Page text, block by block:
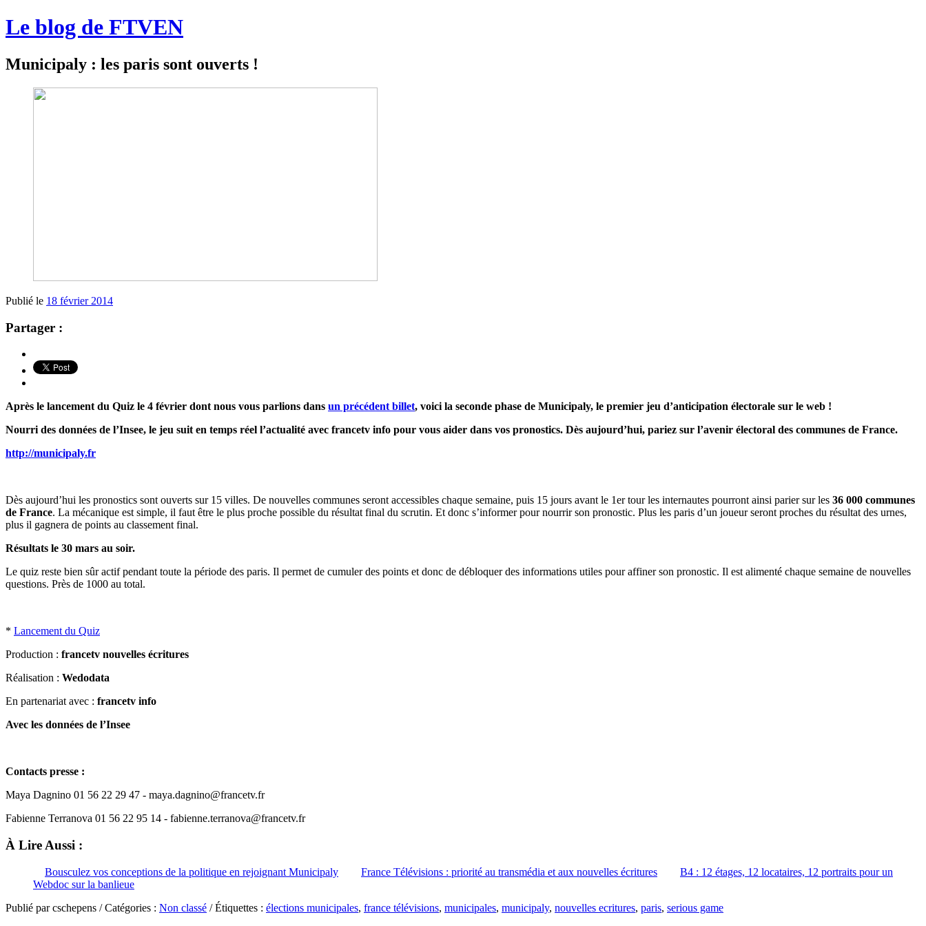
Le blog de FTVEN
Municipaly : les paris sont ouverts !
Publié le 18 février 2014
Partager :
Après le lancement du Quiz le 4 février dont nous vous parlions dans un précédent billet, voici la seconde phase de Municipaly, le premier jeu d’anticipation électorale sur le web !
Nourri des données de l’Insee, le jeu suit en temps réel l’actualité avec francetv info pour vous aider dans vos pronostics. Dès aujourd’hui, pariez sur l’avenir électoral des communes de France.
http://municipaly.fr
Dès aujourd’hui les pronostics sont ouverts sur 15 villes. De nouvelles communes seront accessibles chaque semaine, puis 15 jours avant le 1er tour les internautes pourront ainsi parier sur les 36 000 communes
de France. La mécanique est simple, il faut être le plus proche possible du résultat final du scrutin. Et donc s’informer pour nourrir son pronostic. Plus les paris d’un joueur seront proches du résultat des urnes,
plus il gagnera de points au classement final.
Résultats le 30 mars au soir.
Le quiz reste bien sûr actif pendant toute la période des paris. Il permet de cumuler des points et donc de débloquer des informations utiles pour affiner son pronostic. Il est alimenté chaque semaine de nouvelles
questions. Près de 1000 au total.
* Lancement du Quiz
Production : francetv nouvelles écritures
Réalisation : Wedodata
En partenariat avec : francetv info
Avec les données de l’Insee
Contacts presse :
Maya Dagnino 01 56 22 29 47 - maya.dagnino@francetv.fr
Fabienne Terranova 01 56 22 95 14 - fabienne.terranova@francetv.fr
À Lire Aussi :
Bousculez vos conceptions de la politique en rejoignant Municipaly France Télévisions : priorité au transmédia et aux nouvelles écritures
B4 : 12 étages, 12 locataires, 12 portraits pour un
Webdoc sur la banlieue
Publié par cschepens / Catégories : Non classé / Étiquettes : élections municipales, france télévisions, municipales, municipaly, nouvelles ecritures, paris, serious game